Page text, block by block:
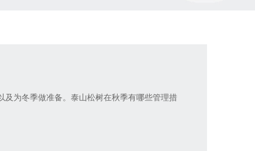
为冬季做准备。泰山松树在秋季有哪些管理措